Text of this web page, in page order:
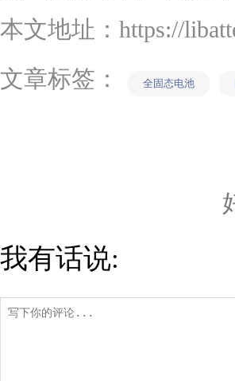
本文地址：https://
文章标签：
全固态电池
我有话说: